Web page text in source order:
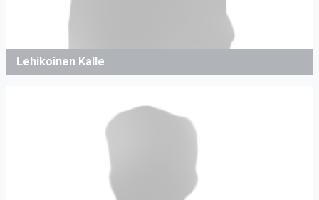
Lehikoinen Kalle